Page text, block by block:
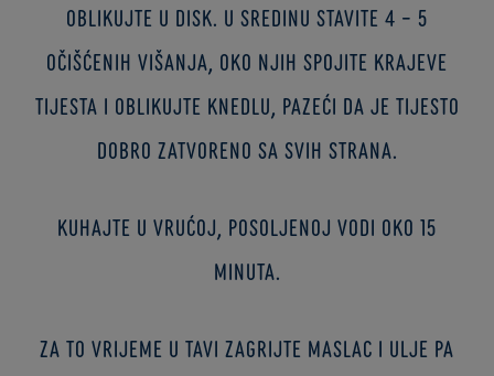
oblikujte u disk. U sredinu stavite 4 – 5
očišćenih višanja, oko njih spojite krajeve
tijesta i oblikujte knedlu, pazeći da je tijesto
dobro zatvoreno sa svih strana.
Kuhajte u vrućoj, posoljenoj vodi oko 15
minuta.
Za to vrijeme u tavi zagrijte maslac i ulje pa